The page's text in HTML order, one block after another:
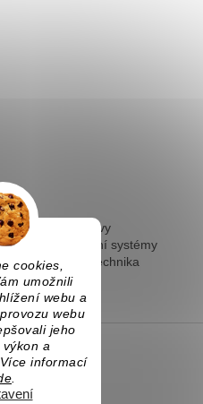
cookies,
umožnili
webu a
webu
jeho
výkon a
informací
.
kompletní sestavy
Ostrovní solární systémy
a dílenská technika
ohřev vody
Shoptet